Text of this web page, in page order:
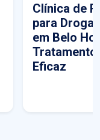
Clínica de
para
em Belo
Tratamento
Eficaz